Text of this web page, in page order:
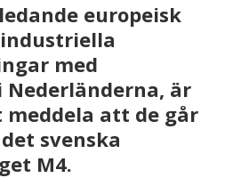
europeisk
med
är
att de går
svenska
M4.